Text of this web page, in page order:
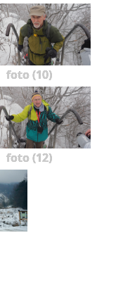
foto (10)
foto (12)